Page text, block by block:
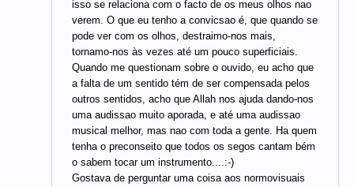
isso se relaciona com o facto de os meus olhos nao
verem. O que eu tenho a convicsao é, que quando se
pode ver com os olhos, destraimo-nos mais,
tornamo-nos às vezes até um pouco superficiais.
Quando me questionam sobre o ouvido, eu acho que
a falta de um sentido tém de ser compensada pelos
outros sentidos, acho que Allah nos ajuda dando-nos
uma audissao muito aporada, e até uma audissao
musical melhor, mas nao com toda a gente. Ha quem
tenha o preconseito que todos os segos cantam bém
o sabem tocar um instrumento....:-)
Gostava de perguntar uma coisa aos normovisuais